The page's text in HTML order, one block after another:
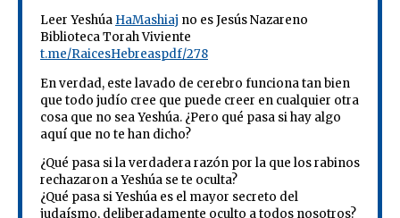
Leer Yeshúa HaMashiaj no es Jesús Nazareno
Biblioteca Torah Viviente
t.me/RaicesHebreaspdf/278
En verdad, este lavado de cerebro funciona tan bien
que todo judío cree que puede creer en cualquier otra
cosa que no sea Yeshúa. ¿Pero qué pasa si hay algo
aquí que no te han dicho?
¿Qué pasa si la verdadera razón por la que los rabinos
rechazaron a Yeshúa se te oculta?
¿Qué pasa si Yeshúa es el mayor secreto del
judaísmo, deliberadamente oculto a todos nosotros?